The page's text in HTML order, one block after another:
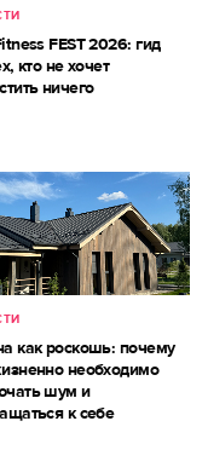
FEST 2026: гид
кто не хочет
ничего
как роскошь: почему
необходимо
шум и
к себе